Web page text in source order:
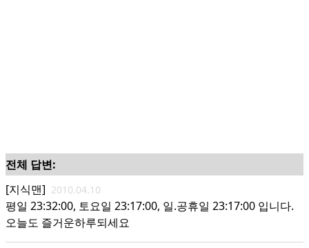
전체 답변:
[지식맨] 2010.04.10
평일 23:32:00, 토요일 23:17:00, 일.공휴일 23:17:00 입니다.
오늘도 즐거운하루되세요